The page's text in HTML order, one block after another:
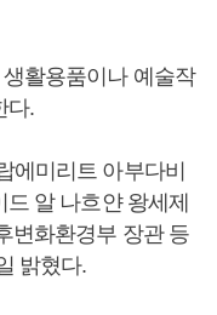
활용품이나 예술작
다.
에미리트 아부다비
알 나흐얀 왕세제
변화환경부 장관 등
밝혔다.